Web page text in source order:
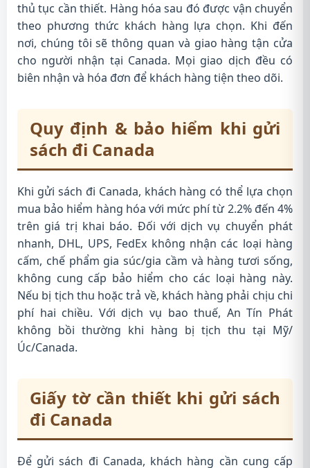
thủ tục cần thiết. Hàng hóa sau đó được vận chuyển
theo phương thức khách hàng lựa chọn. Khi đến
nơi, chúng tôi sẽ thông quan và giao hàng tận cửa
cho người nhận tại Canada. Mọi giao dịch đều có
biên nhận và hóa đơn để khách hàng tiện theo dõi.
Quy định & bảo hiểm khi gửi
sách đi Canada
Khi gửi sách đi Canada, khách hàng có thể lựa chọn
mua bảo hiểm hàng hóa với mức phí từ 2.2% đến 4%
trên giá trị khai báo. Đối với dịch vụ chuyển phát
nhanh, DHL, UPS, FedEx không nhận các loại hàng
cấm, chế phẩm gia súc/gia cầm và hàng tươi sống,
không cung cấp bảo hiểm cho các loại hàng này.
Nếu bị tịch thu hoặc trả về, khách hàng phải chịu chi
phí hai chiều. Với dịch vụ bao thuế, An Tín Phát
không bồi thường khi hàng bị tịch thu tại Mỹ/
Úc/Canada.
Giấy tờ cần thiết khi gửi sách
đi Canada
Để gửi sách đi Canada, khách hàng cần cung cấp